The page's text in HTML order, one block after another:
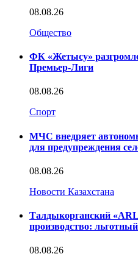
08.08.26
Общество
ФК «Жетысу»
Премьер-Лиги
08.08.26
Спорт
МЧС внедряет
для предупреждения
08.08.26
Новости Казахстана
Талдыкорганский
производство:
08.08.26